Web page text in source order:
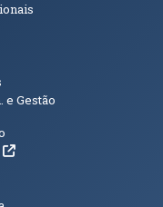
e Gestão
(abre em nova janela)